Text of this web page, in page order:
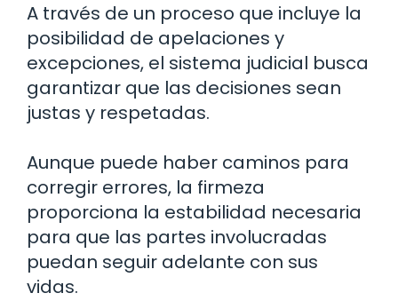
A través de un proceso que incluye la
posibilidad de apelaciones y
excepciones, el sistema judicial busca
garantizar que las decisiones sean
justas y respetadas.
Aunque puede haber caminos para
corregir errores, la firmeza
proporciona la estabilidad necesaria
para que las partes involucradas
puedan seguir adelante con sus
vidas.